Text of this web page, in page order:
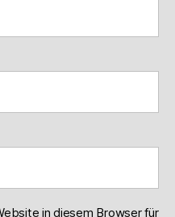
in diesem Browser für